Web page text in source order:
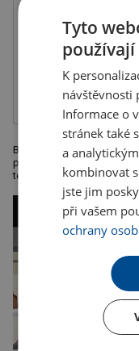
Gravír
Bílá termoska z nerezové
použít jako hrnek s
technologie tisku: gravír.
Tyto
K
návštěvnosti
Informace o
stránek také
a
kombinovat
jste jim
při vašem
ochrany